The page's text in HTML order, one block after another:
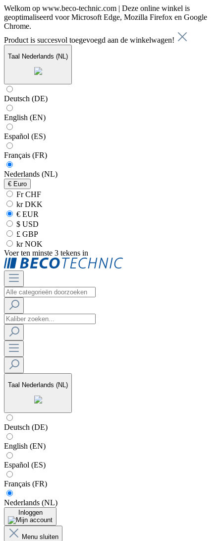
Welkom op www.beco-technic.com | Deze online winkel is
geoptimaliseerd voor Microsoft Edge, Mozilla Firefox en Google
Chrome.
Product is succesvol toegevoegd aan de winkelwagen!
Taal Nederlands (NL)
Deutsch (DE)
English (EN)
Español (ES)
Français (FR)
Nederlands (NL)
€ Euro
Fr CHF
kr DKK
€ EUR
$ USD
£ GBP
kr NOK
Voer ten minste 3 tekens in
Taal Nederlands (NL)
Deutsch (DE)
English (EN)
Español (ES)
Français (FR)
Nederlands (NL)
Inloggen
Menu sluiten